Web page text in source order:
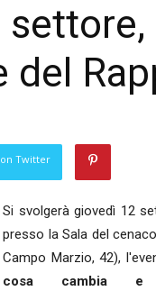
del
Twitter
Si svolgerà giovedì 12
presso la Sala del
Campo Marzio, 42),
cosa cambia e